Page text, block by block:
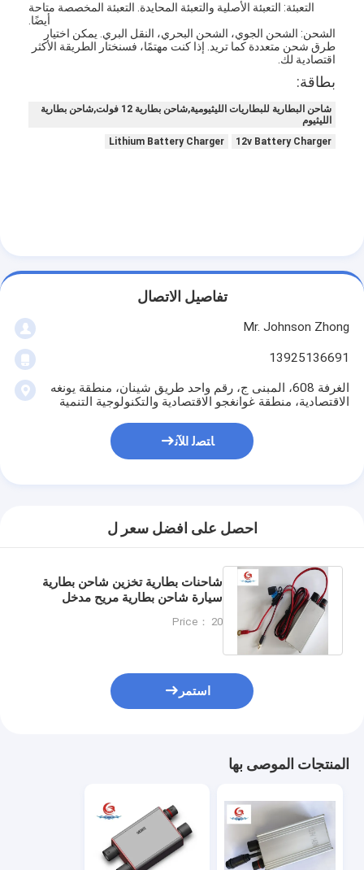
التعبئة: التعبئة الأصلية والتعبئة المحايدة. التعبئة المخصصة متاحة
أيضًا.
الشحن: الشحن الجوي، الشحن البحري، النقل البري. يمكن اختيار
طرق شحن متعددة كما تريد. إذا كنت مهتمًا، فسنختار الطريقة الأكثر
اقتصادية لك.
بطاقة:
شاحن البطارية للبطاريات الليثيومية,شاحن بطارية 12 فولت,شاحن بطارية
الليثيوم
12v Battery Charger
Lithium Battery Charger
تفاصيل الاتصال
Mr. Johnson Zhong
13925136691
الغرفة 608، المبنى ج، رقم واحد طريق شينان، منطقة يونغه
الاقتصادية، منطقة غوانغجو الاقتصادية والتكنولوجية التنمية
ﺎﺘﺼﻟ ﺍﻶﻧ
احصل على افضل سعر ل
شاحنات بطارية تخزين شاحن بطارية
سيارة شاحن بطارية مريح مدخل
Price： 20
استمر
المنتجات الموصى بها